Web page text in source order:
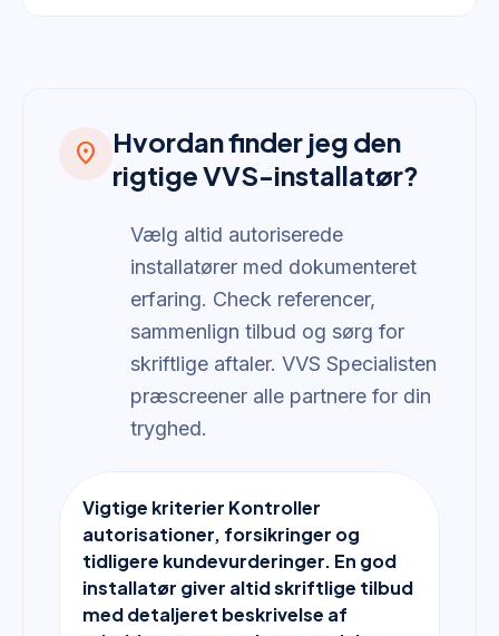
location_on
Hvordan finder jeg den
rigtige VVS-installatør?
Vælg altid autoriserede
installatører med dokumenteret
erfaring. Check referencer,
sammenlign tilbud og sørg for
skriftlige aftaler. VVS Specialisten
præscreener alle partnere for din
tryghed.
Vigtige kriterier Kontroller
autorisationer, forsikringer og
tidligere kundevurderinger. En god
installatør giver altid skriftlige tilbud
med detaljeret beskrivelse af